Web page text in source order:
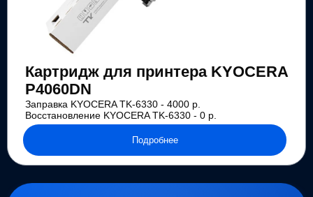
Картридж для принтера KYOCERA
P4060DN
Заправка KYOCERA TK-6330 - 4000 р.
Восстановление KYOCERA TK-6330 - 0 р.
Подробнее